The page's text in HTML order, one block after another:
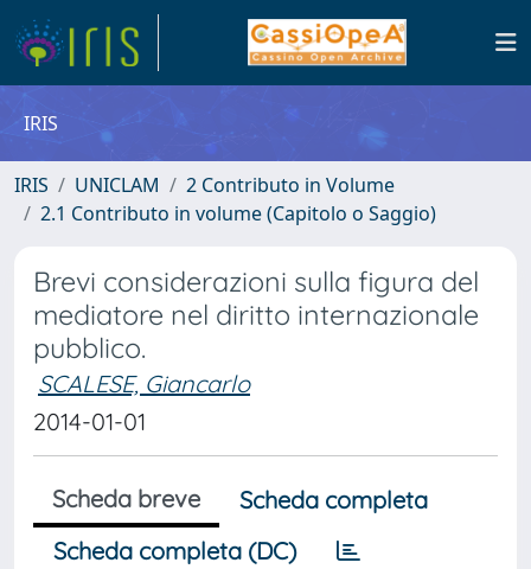
IRIS
IRIS UNICLAM
2 Contributo in Volume
2.1 Contributo in volume (Capitolo o Saggio)
Brevi considerazioni sulla figura del
mediatore nel diritto internazionale
pubblico.
SCALESE, Giancarlo
2014-01-01
Scheda breve
Scheda completa
Scheda completa (DC)